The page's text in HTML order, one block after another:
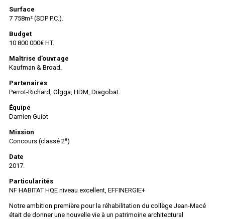
Surface
7 758m² (SDP P.C.).
Budget
10 800 000€ HT.
Maîtrise d’ouvrage
Kaufman & Broad.
Partenaires
Perrot-Richard, Olgga, HDM, Diagobat.
Équipe
Damien Guiot
Mission
Concours (classé 2e)
Date
2017.
Particularités
NF HABITAT HQE niveau excellent, EFFINERGIE+
Notre ambition première pour la réhabilitation du collège Jean-Macé
était de donner une nouvelle vie à un patrimoine architectural